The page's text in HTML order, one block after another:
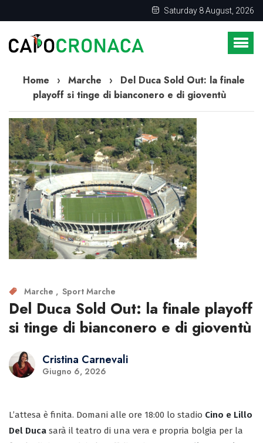
Saturday 8 August, 2026
Home › Marche ›
Del Duca Sold Out: la finale
playoff si tinge di bianconero e di gioventù
Marche Sport Marche
Del Duca Sold Out: la finale playoff
si tinge di bianconero e di gioventù
Cristina Carnevali
Giugno 6, 2026
L’attesa è finita. Domani alle ore 18:00 lo stadio Cino e Lillo
Del Duca sarà il teatro di una vera e propria bolgia per la